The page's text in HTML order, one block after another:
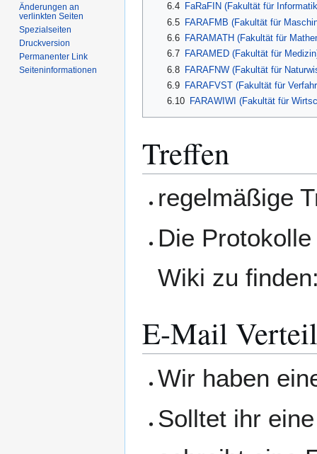
6.4
FaRaFIN (Fakultät für
6.5
FARAFMB (Fakultät für
6.6
FARAMATH (Fakultät für
6.7
FARAMED (Fakultät für
6.8
FARAFNW (Fakultät für
6.9
FARAFVST (Fakultät für
6.10
FARAWIWI (Fakultät für
Treffen
regelmäßige
Die
Wiki zu
E-Mail
Wir haben
Solltet ihr
Änderungen an
verlinkten Seiten
Spezialseiten
Druckversion
Permanenter Link
Seiten­­informationen